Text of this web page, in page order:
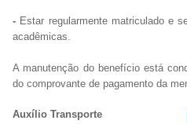
- Estar regularmente matriculado e
acadêmicas.
A manutenção do benefício está
do comprovante de pagamento da
Auxílio Transporte